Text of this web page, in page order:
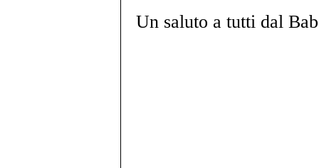
Un saluto a tutti dal